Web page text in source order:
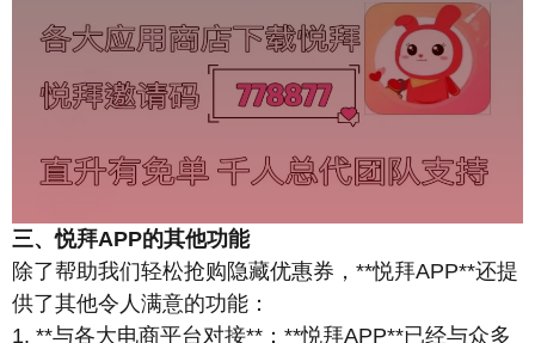
三、悦拜APP的其他功能
除了帮助我们轻松抢购隐藏优惠券，**悦拜APP**还提
供了其他令人满意的功能：
1. **与各大电商平台对接**：**悦拜APP**已经与众多